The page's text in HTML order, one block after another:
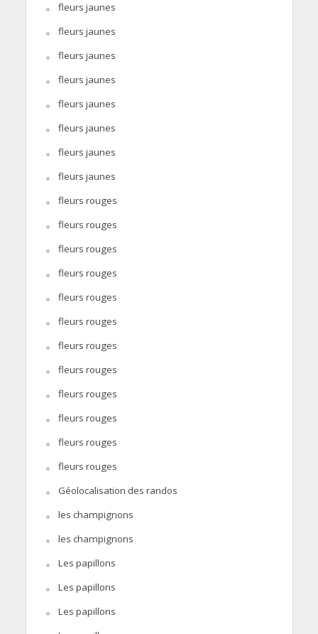
fleurs jaunes
fleurs jaunes
fleurs jaunes
fleurs jaunes
fleurs jaunes
fleurs jaunes
fleurs jaunes
fleurs jaunes
fleurs rouges
fleurs rouges
fleurs rouges
fleurs rouges
fleurs rouges
fleurs rouges
fleurs rouges
fleurs rouges
fleurs rouges
fleurs rouges
fleurs rouges
fleurs rouges
Géolocalisation des randos
les champignons
les champignons
Les papillons
Les papillons
Les papillons